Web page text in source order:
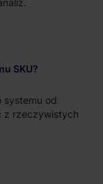
SKU?
systemu od
z rzeczywistych